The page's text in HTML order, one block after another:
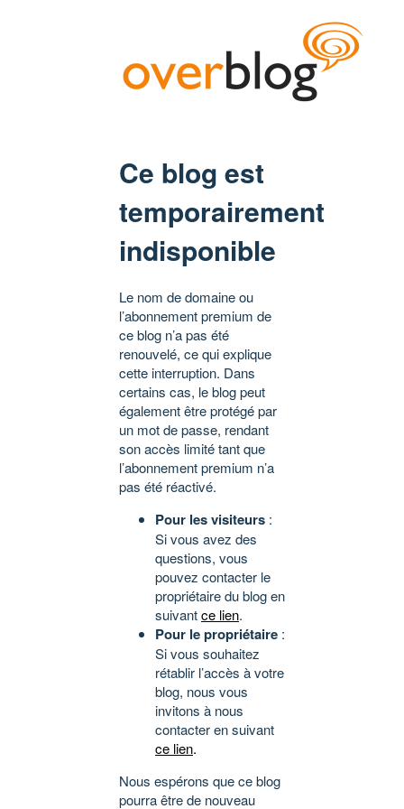
Ce blog est
temporairement
indisponible
Le nom de domaine ou
l’abonnement premium de
ce blog n’a pas été
renouvelé, ce qui explique
cette interruption. Dans
certains cas, le blog peut
également être protégé par
un mot de passe, rendant
son accès limité tant que
l’abonnement premium n’a
pas été réactivé.
Pour les visiteurs :
Si vous avez des
questions, vous
pouvez contacter le
propriétaire du blog en
suivantce lien.
Pour le propriétaire :
Si vous souhaitez
rétablir l’accès à votre
blog, nous vous
invitons à nous
contacter en suivant
ce lien.
Nous espérons que ce blog
pourra être de nouveau